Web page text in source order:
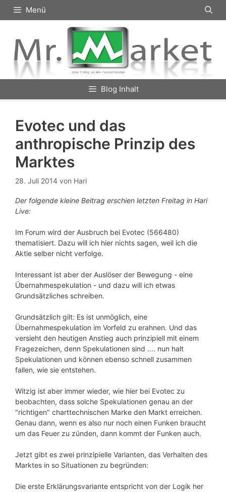
Inhalt
Menü
Blog Inhalt
Evotec und das
anthropische Prinzip des
Marktes
28. Juli 2014 von Hari
Der folgende kleine Beitrag erschien letzten Freitag in Hari
Live:
Im Forum wird der Ausbruch bei Evotec (566480)
thematisiert. Dazu will ich hier nichts sagen, weil ich die
Aktie selber nicht verfolge.
Interessant ist aber der Auslöser der Bewegung - eine
Übernahmespekulation - und dazu will ich etwas
Grundsätzliches schreiben.
Grundsätzlich gilt: Es ist unmöglich, eine
Übernahmespekulation im Vorfeld zu erahnen. Und das
versieht den heutigen Anstieg auch prinzipiell mit einem
Fragezeichen, denn Spekulationen sind .... nun halt
Spekulationen und können ebenso schnell zusammen
fallen, wie sie entstehen.
Witzig ist aber immer wieder, wie hier bei Evotec zu
beobachten, dass solche Spekulationen genau an der
"richtigen" charttechnischen Marke den Markt erreichen.
Genau dann, wenn es also nur noch einen Funken braucht
um das Feuer zu zünden, dann kommt der Funken auch.
Jetzt gibt es zwei prinzipielle Varianten, das Verhalten des
Marktes in so Situationen zu begründen:
Die erste Erklärungsvariante entspricht von der Logik her